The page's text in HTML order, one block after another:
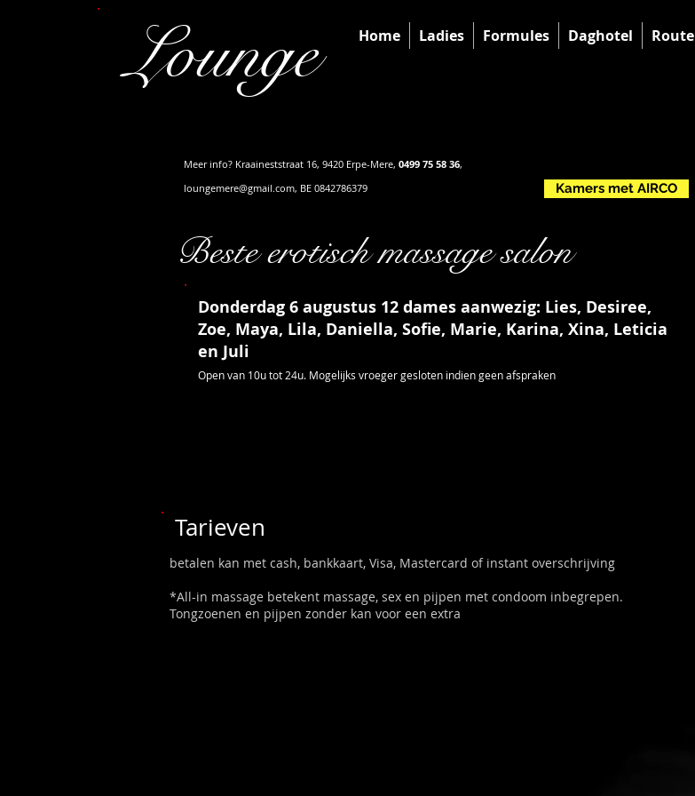
Home Ladies Formules Daghotel Route
Lounge
Meer info? Kraaineststraat 16, 9420 Erpe-Mere, 0499 75 58 36,
loungemere@gmail.com, BE 0842786379 Kamers met AIRCO
Beste erotisch massage salon
Donderdag 6 augustus 12 dames aanwezig: Lies, Desiree,
Zoe, Maya, Lila, Daniella, Sofie, Marie, Karina, Xina, Leticia
en Juli
Open van 10u tot 24u. Mogelijks vroeger gesloten indien geen afspraken
Tarieven
betalen kan met cash, bankkaart, Visa, Mastercard of instant overschrijving
*All-in massage betekent massage, sex en pijpen met condoom inbegrepen.
Tongzoenen en pijpen zonder kan voor een extra